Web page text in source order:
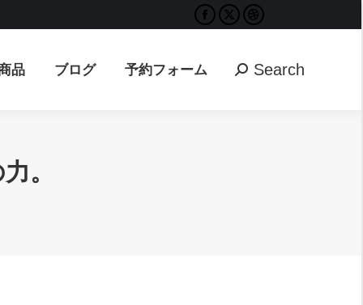
Facebook
X
opens
Dribbble
opens
品 ブログ 予約フォーム Search:Search
。
ブログ 予約フォーム Search:
Search